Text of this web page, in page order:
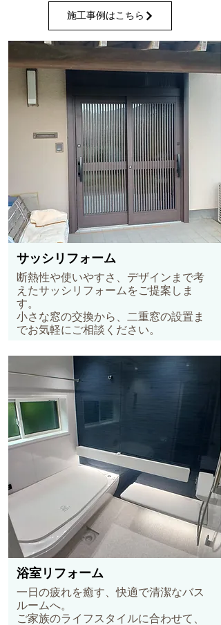
施工事例はこちら
サッシリフォーム
断熱性や使いやすさ、デザインまで考
えたサッシリフォームをご提案しま
す。
小さな窓の交換から、二重窓の設置ま
でお気軽にご相談ください。
浴室リフォーム
一日の疲れを癒す、快適で清潔なバス
ルームへ。
ご家族のライフスタイルに合わせて、